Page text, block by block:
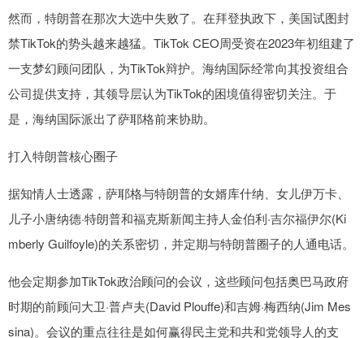
然而，特朗普在那次大选中失败了。在拜登执政下，美国试图封
禁TikTok的势头越来越猛。TikTok CEO周受资在2023年初组建了
一支梦幻顾问团队，为TikTok辩护。海纳国际经常向其投资组合
公司提供支持，其领导层认为TikTok的困境值得密切关注。于
是，海纳国际派出了萨耶格前来协助。
打入特朗普核心圈子
据知情人士透露，萨耶格与特朗普的女婿库什纳、女儿伊万卡、
儿子小唐纳德·特朗普和福克斯新闻主持人金伯利·吉尔福伊尔(Ki
mberly Guilfoyle)的关系密切，并定期与特朗普圈子的人通电话。
他会定期参加TikTok政治顾问的会议，这些顾问包括奥巴马政府
时期的前顾问大卫·普卢夫(David Plouffe)和吉姆·梅西纳(Jim Mes
sina)。会议的重点往往是如何赢得民主党和共和党领导人的支